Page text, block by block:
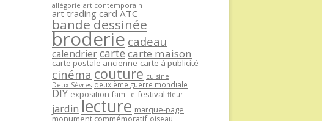
allégorie art contemporain
art trading card ATC
bande dessinée
broderie cadeau
calendriercartecarte maison
carte postale ancienne carte à publicité
cinéma couture cuisine
Deux-Sèvres deuxième guerre mondiale
DIY exposition famille festival fleur
jardin lecture marque-page
monument commémoratif oiseau